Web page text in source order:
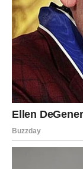
zaboravila na
ljubavi, novcu i
da ćete iz svega
više razloga za